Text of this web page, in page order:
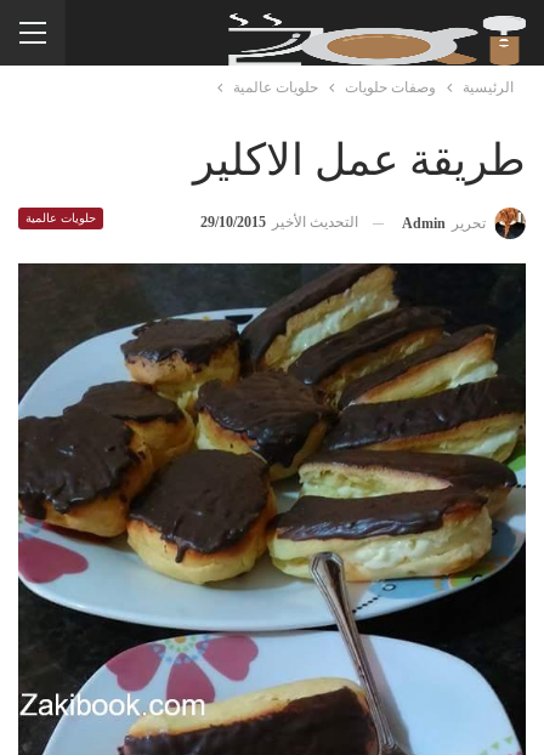
الرئيسية وصفات حلويات حلويات عالمية
طريقة عمل الاكلير
حلويات عالمية تحرير Admin التحديث الأخير 29/10/2015